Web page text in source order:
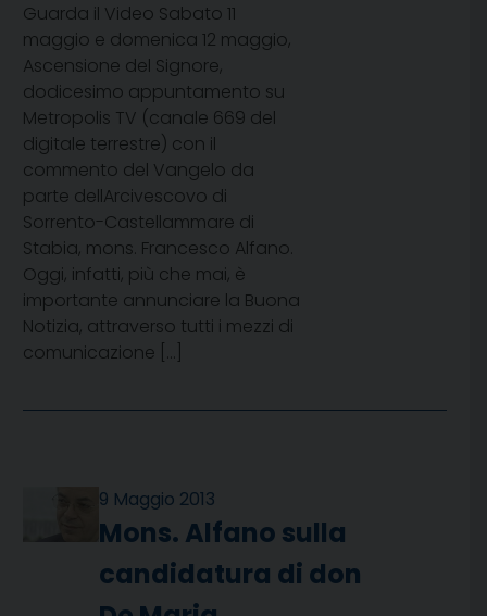
Guarda il Video Sabato 11
maggio e domenica 12 maggio,
Ascensione del Signore,
dodicesimo appuntamento su
Metropolis TV (canale 669 del
digitale terrestre) con il
commento del Vangelo da
parte dellArcivescovo di
Sorrento-Castellammare di
Stabia, mons. Francesco Alfano.
Oggi, infatti, più che mai, è
importante annunciare la Buona
Notizia, attraverso tutti i mezzi di
comunicazione […]
9 Maggio 2013
Mons. Alfano sulla
candidatura di don